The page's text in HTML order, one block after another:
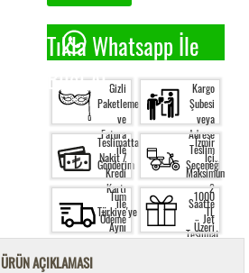
Tıkla Whatsapp İle
Bilgi Al.Gizli
Paketleme
ve
Fatura
ile
Gönderim
Kargo
Şubesi
veya
Adrese
Teslim
Seçeneği
Teslimatta
Nakit /
Kredi
Kartı
ile
Ödeme
İzmir
İçi
Maksimum
2
Saatte
Jet
Teslimat
Tüm
Türkiye'ye
Aynı
Gün
1000
TL
Üzeri
Siparişte
ÜRÜN AÇIKLAMASI